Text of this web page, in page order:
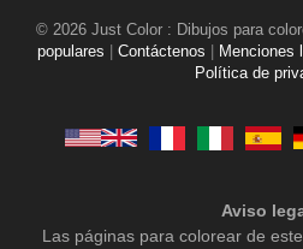
© 2026 Just Color : Dibujos para
populares
Contáctenos Menciones
Política de
Aviso
Las páginas para colorear de